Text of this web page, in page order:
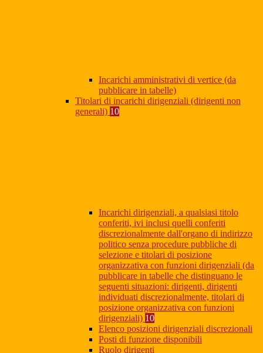
Incarichi amministrativi di vertice (da
pubblicare in tabelle)
Titolari di incarichi dirigenziali (dirigenti non
generali) 10
Incarichi dirigenziali, a qualsiasi titolo
conferiti, ivi inclusi quelli conferiti
discrezionalmente dall'organo di indirizzo
politico senza procedure pubbliche di
selezione e titolari di posizione
organizzativa con funzioni dirigenziali (da
pubblicare in tabelle che distinguano le
seguenti situazioni: dirigenti, dirigenti
individuati discrezionalmente, titolari di
posizione organizzativa con funzioni
dirigenziali) 10
Elenco posizioni dirigenziali discrezionali
Posti di funzione disponibili
Ruolo dirigenti